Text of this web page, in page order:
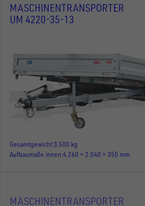
MASCHINENTRANSPORTER
UM 4220-35-13
Gesamtgewicht 3.500 kg
Aufbaumaße innen 4.260 × 2.040 × 350 mm
MASCHINENTRANSPORTER